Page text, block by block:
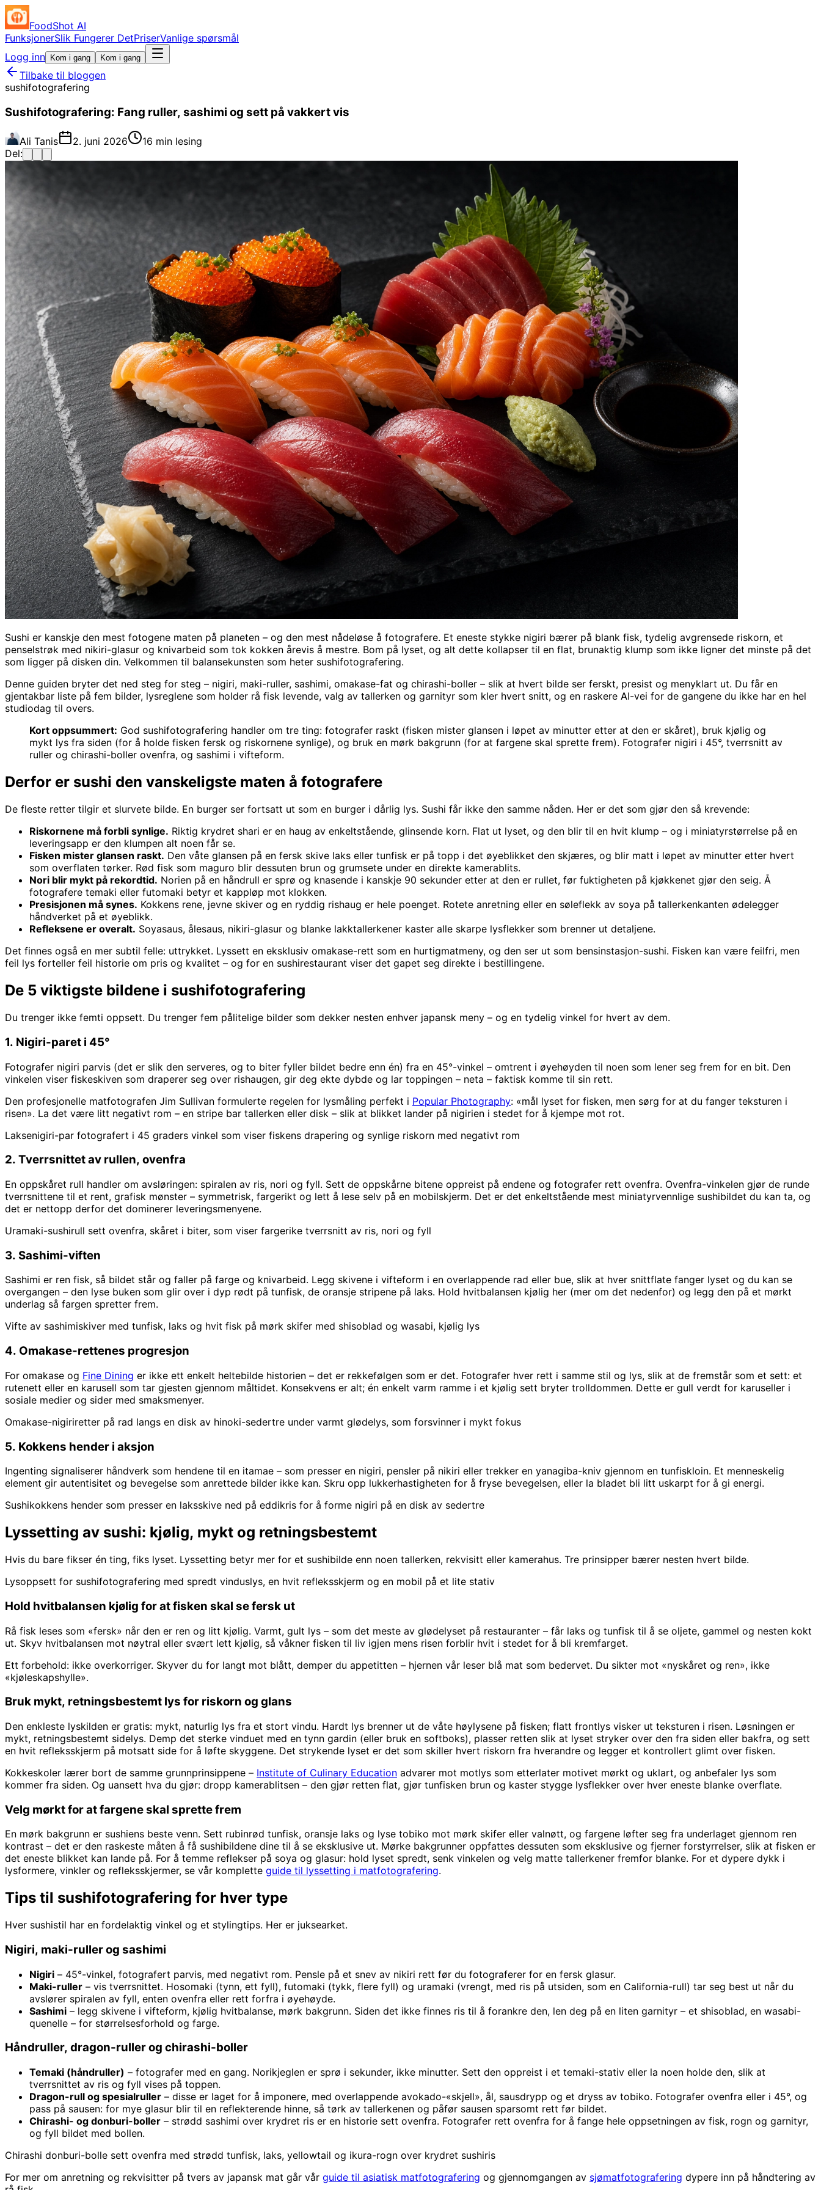
FoodShot AI
FunksjonerSlik Fungerer DetPriserVanlige spørsmål
Logg inn
Kom i gang Kom i gang
Tilbake til bloggen
sushifotografering
Sushifotografering: Fang ruller, sashimi og sett på vakkert vis
Ali Tanis 2. juni 2026
16 min lesing
Del:
Sushi er kanskje den mest fotogene maten på planeten – og den mest nådeløse å fotografere. Et eneste stykke nigiri bærer på blank fisk, tydelig avgrensede riskorn, et
penselstrøk med nikiri-glasur og knivarbeid som tok kokken årevis å mestre. Bom på lyset, og alt dette kollapser til en flat, brunaktig klump som ikke ligner det minste på det
som ligger på disken din. Velkommen til balansekunsten som heter sushifotografering.
Denne guiden bryter det ned steg for steg – nigiri, maki-ruller, sashimi, omakase-fat og chirashi-boller – slik at hvert bilde ser ferskt, presist og menyklart ut. Du får en
gjentakbar liste på fem bilder, lysreglene som holder rå fisk levende, valg av tallerken og garnityr som kler hvert snitt, og en raskere AI-vei for de gangene du ikke har en hel
studiodag til overs.
Kort oppsummert: God sushifotografering handler om tre ting: fotografer raskt (fisken mister glansen i løpet av minutter etter at den er skåret), bruk kjølig og
mykt lys fra siden (for å holde fisken fersk og riskornene synlige), og bruk en mørk bakgrunn (for at fargene skal sprette frem). Fotografer nigiri i 45°, tverrsnitt av
ruller og chirashi-boller ovenfra, og sashimi i vifteform.
Derfor er sushi den vanskeligste maten å fotografere
De fleste retter tilgir et slurvete bilde. En burger ser fortsatt ut som en burger i dårlig lys. Sushi får ikke den samme nåden. Her er det som gjør den så krevende:
Riskornene må forbli synlige. Riktig krydret shari er en haug av enkeltstående, glinsende korn. Flat ut lyset, og den blir til en hvit klump – og i miniatyrstørrelse på en
leveringsapp er den klumpen alt noen får se.
Fisken mister glansen raskt. Den våte glansen på en fersk skive laks eller tunfisk er på topp i det øyeblikket den skjæres, og blir matt i løpet av minutter etter hvert
som overflaten tørker. Rød fisk som maguro blir dessuten brun og grumsete under en direkte kamerablits.
Nori blir mykt på rekordtid. Norien på en håndrull er sprø og knasende i kanskje 90 sekunder etter at den er rullet, før fuktigheten på kjøkkenet gjør den seig. Å
fotografere temaki eller futomaki betyr et kappløp mot klokken.
Presisjonen må synes. Kokkens rene, jevne skiver og en ryddig rishaug er hele poenget. Rotete anretning eller en søleflekk av soya på tallerkenkanten ødelegger
håndverket på et øyeblikk.
Refleksene er overalt. Soyasaus, ålesaus, nikiri-glasur og blanke lakktallerkener kaster alle skarpe lysflekker som brenner ut detaljene.
Det finnes også en mer subtil felle: uttrykket. Lyssett en eksklusiv omakase-rett som en hurtigmatmeny, og den ser ut som bensinstasjon-sushi. Fisken kan være feilfri, men
feil lys forteller feil historie om pris og kvalitet – og for en sushirestaurant viser det gapet seg direkte i bestillingene.
De 5 viktigste bildene i sushifotografering
Du trenger ikke femti oppsett. Du trenger fem pålitelige bilder som dekker nesten enhver japansk meny – og en tydelig vinkel for hvert av dem.
1. Nigiri-paret i 45°
Fotografer nigiri parvis (det er slik den serveres, og to biter fyller bildet bedre enn én) fra en 45°-vinkel – omtrent i øyehøyden til noen som lener seg frem for en bit. Den
vinkelen viser fiskeskiven som draperer seg over rishaugen, gir deg ekte dybde og lar toppingen – neta – faktisk komme til sin rett.
Den profesjonelle matfotografen Jim Sullivan formulerte regelen for lysmåling perfekt i Popular Photography: «mål lyset for fisken, men sørg for at du fanger teksturen i
risen». La det være litt negativt rom – en stripe bar tallerken eller disk – slik at blikket lander på nigirien i stedet for å kjempe mot rot.
Laksenigiri-par fotografert i 45 graders vinkel som viser fiskens drapering og synlige riskorn med negativt rom
2. Tverrsnittet av rullen, ovenfra
En oppskåret rull handler om avsløringen: spiralen av ris, nori og fyll. Sett de oppskårne bitene oppreist på endene og fotografer rett ovenfra. Ovenfra-vinkelen gjør de runde
tverrsnittene til et rent, grafisk mønster – symmetrisk, fargerikt og lett å lese selv på en mobilskjerm. Det er det enkeltstående mest miniatyrvennlige sushibildet du kan ta, og
det er nettopp derfor det dominerer leveringsmenyene.
Uramaki-sushirull sett ovenfra, skåret i biter, som viser fargerike tverrsnitt av ris, nori og fyll
3. Sashimi-viften
Sashimi er ren fisk, så bildet står og faller på farge og knivarbeid. Legg skivene i vifteform i en overlappende rad eller bue, slik at hver snittflate fanger lyset og du kan se
overgangen – den lyse buken som glir over i dyp rødt på tunfisk, de oransje stripene på laks. Hold hvitbalansen kjølig her (mer om det nedenfor) og legg den på et mørkt
underlag så fargen spretter frem.
Vifte av sashimiskiver med tunfisk, laks og hvit fisk på mørk skifer med shisoblad og wasabi, kjølig lys
4. Omakase-rettenes progresjon
For omakase og Fine Dining er ikke ett enkelt heltebilde historien – det er rekkefølgen som er det. Fotografer hver rett i samme stil og lys, slik at de fremstår som et sett: et
rutenett eller en karusell som tar gjesten gjennom måltidet. Konsekvens er alt; én enkelt varm ramme i et kjølig sett bryter trolldommen. Dette er gull verdt for karuseller i
sosiale medier og sider med smaksmenyer.
Omakase-nigiriretter på rad langs en disk av hinoki-sedertre under varmt glødelys, som forsvinner i mykt fokus
5. Kokkens hender i aksjon
Ingenting signaliserer håndverk som hendene til en itamae – som presser en nigiri, pensler på nikiri eller trekker en yanagiba-kniv gjennom en tunfiskloin. Et menneskelig
element gir autentisitet og bevegelse som anrettede bilder ikke kan. Skru opp lukkerhastigheten for å fryse bevegelsen, eller la bladet bli litt uskarpt for å gi energi.
Sushikokkens hender som presser en laksskive ned på eddikris for å forme nigiri på en disk av sedertre
Lyssetting av sushi: kjølig, mykt og retningsbestemt
Hvis du bare fikser én ting, fiks lyset. Lyssetting betyr mer for et sushibilde enn noen tallerken, rekvisitt eller kamerahus. Tre prinsipper bærer nesten hvert bilde.
Lysoppsett for sushifotografering med spredt vinduslys, en hvit refleksskjerm og en mobil på et lite stativ
Hold hvitbalansen kjølig for at fisken skal se fersk ut
Rå fisk leses som «fersk» når den er ren og litt kjølig. Varmt, gult lys – som det meste av glødelyset på restauranter – får laks og tunfisk til å se oljete, gammel og nesten kokt
ut. Skyv hvitbalansen mot nøytral eller svært lett kjølig, så våkner fisken til liv igjen mens risen forblir hvit i stedet for å bli kremfarget.
Ett forbehold: ikke overkorriger. Skyver du for langt mot blått, demper du appetitten – hjernen vår leser blå mat som bedervet. Du sikter mot «nyskåret og ren», ikke
«kjøleskapshylle».
Bruk mykt, retningsbestemt lys for riskorn og glans
Den enkleste lyskilden er gratis: mykt, naturlig lys fra et stort vindu. Hardt lys brenner ut de våte høylysene på fisken; flatt frontlys visker ut teksturen i risen. Løsningen er
mykt, retningsbestemt sidelys. Demp det sterke vinduet med en tynn gardin (eller bruk en softboks), plasser retten slik at lyset stryker over den fra siden eller bakfra, og sett
en hvit refleksskjerm på motsatt side for å løfte skyggene. Det strykende lyset er det som skiller hvert riskorn fra hverandre og legger et kontrollert glimt over fisken.
Kokkeskoler lærer bort de samme grunnprinsippene – Institute of Culinary Education advarer mot motlys som etterlater motivet mørkt og uklart, og anbefaler lys som
kommer fra siden. Og uansett hva du gjør: dropp kamerablitsen – den gjør retten flat, gjør tunfisken brun og kaster stygge lysflekker over hver eneste blanke overflate.
Velg mørkt for at fargene skal sprette frem
En mørk bakgrunn er sushiens beste venn. Sett rubinrød tunfisk, oransje laks og lyse tobiko mot mørk skifer eller valnøtt, og fargene løfter seg fra underlaget gjennom ren
kontrast – det er den raskeste måten å få sushibildene dine til å se eksklusive ut. Mørke bakgrunner oppfattes dessuten som eksklusive og fjerner forstyrrelser, slik at fisken er
det eneste blikket kan lande på. For å temme reflekser på soya og glasur: hold lyset spredt, senk vinkelen og velg matte tallerkener fremfor blanke. For et dypere dykk i
lysformere, vinkler og refleksskjermer, se vår komplette guide til lyssetting i matfotografering.
Tips til sushifotografering for hver type
Hver sushistil har en fordelaktig vinkel og et stylingtips. Her er juksearket.
Nigiri, maki-ruller og sashimi
Nigiri – 45°-vinkel, fotografert parvis, med negativt rom. Pensle på et snev av nikiri rett før du fotograferer for en fersk glasur.
Maki-ruller – vis tverrsnittet. Hosomaki (tynn, ett fyll), futomaki (tykk, flere fyll) og uramaki (vrengt, med ris på utsiden, som en California-rull) tar seg best ut når du
avslører spiralen av fyll, enten ovenfra eller rett forfra i øyehøyde.
Sashimi – legg skivene i vifteform, kjølig hvitbalanse, mørk bakgrunn. Siden det ikke finnes ris til å forankre den, len deg på en liten garnityr – et shisoblad, en wasabi-
quenelle – for størrelsesforhold og farge.
Håndruller, dragon-ruller og chirashi-boller
Temaki (håndruller) – fotografer med en gang. Norikjeglen er sprø i sekunder, ikke minutter. Sett den oppreist i et temaki-stativ eller la noen holde den, slik at
tverrsnittet av ris og fyll vises på toppen.
Dragon-rull og spesialruller – disse er laget for å imponere, med overlappende avokado-«skjell», ål, sausdrypp og et dryss av tobiko. Fotografer ovenfra eller i 45°, og
pass på sausen: for mye glasur blir til en reflekterende hinne, så tørk av tallerkenen og påfør sausen sparsomt rett før bildet.
Chirashi- og donburi-boller – strødd sashimi over krydret ris er en historie sett ovenfra. Fotografer rett ovenfra for å fange hele oppsetningen av fisk, rogn og garnityr,
og fyll bildet med bollen.
Chirashi donburi-bolle sett ovenfra med strødd tunfisk, laks, yellowtail og ikura-rogn over krydret sushiris
For mer om anretning og rekvisitter på tvers av japansk mat går vår guide til asiatisk matfotografering og gjennomgangen av sjømatfotografering dypere inn på håndtering av